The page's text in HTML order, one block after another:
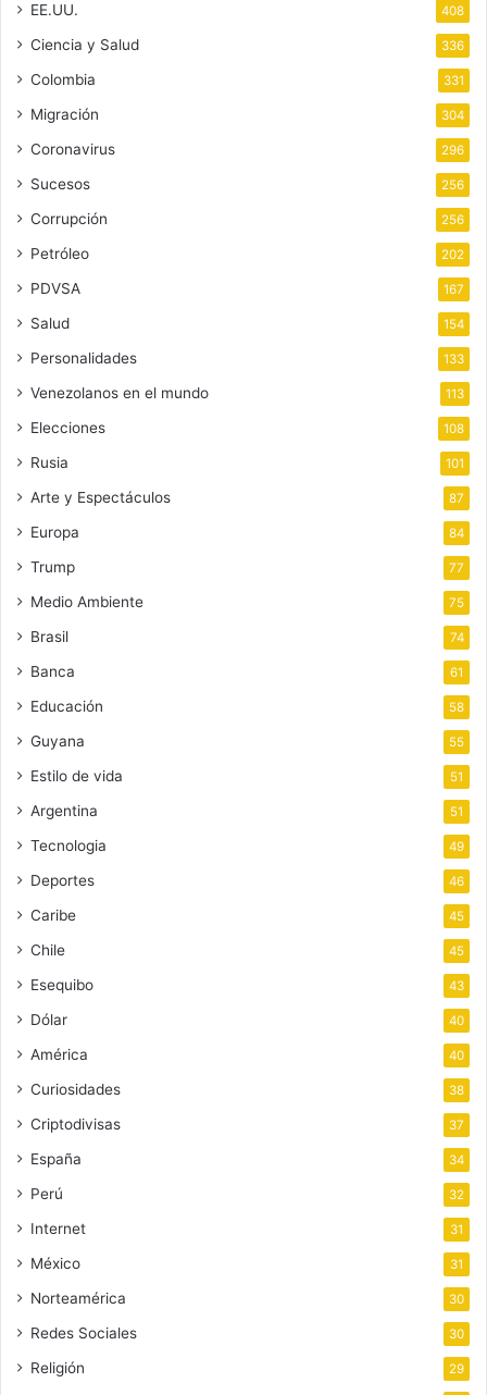
EE.UU. 408
Ciencia y Salud 336
Colombia 331
Migración 304
Coronavirus 296
Sucesos 256
Corrupción 256
Petróleo 202
PDVSA 167
Salud 154
Personalidades 133
Venezolanos en el mundo 113
Elecciones 108
Rusia 101
Arte y Espectáculos 87
Europa 84
Trump 77
Medio Ambiente 75
Brasil 74
Banca 61
Educación 58
Guyana 55
Estilo de vida 51
Argentina 51
Tecnologia 49
Deportes 46
Caribe 45
Chile 45
Esequibo 43
Dólar 40
América 40
Curiosidades 38
Criptodivisas 37
España 34
Perú 32
Internet 31
México 31
Norteamérica 30
Redes Sociales 30
Religión 29